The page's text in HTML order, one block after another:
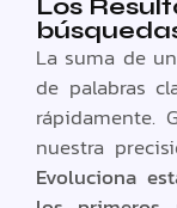
Los
La suma de
de palabras
rápidamente.
nuestra
Evoluciona